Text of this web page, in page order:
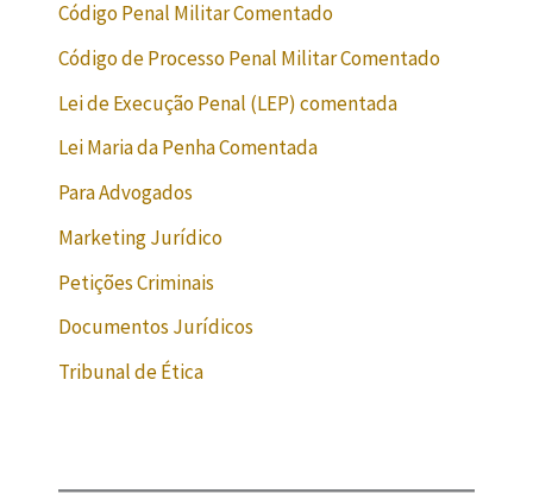
Código Penal Militar Comentado
Código de Processo Penal Militar Comentado
Lei de Execução Penal (LEP) comentada
Lei Maria da Penha Comentada
Para Advogados
Marketing Jurídico
Petições Criminais
Documentos Jurídicos
Tribunal de Ética